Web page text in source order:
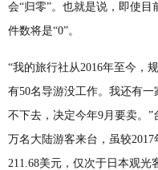
会“归零”。也就是说，即使目
件数将是“0”。
“我的旅行社从2016年至今，
有50名导游没工作。我还有
不下去，决定今年9月要卖。”
万名大陆游客来台，虽较
211.68美元，仅次于日本观光